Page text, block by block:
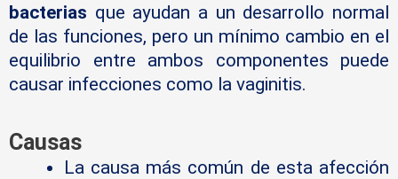
bacterias que ayudan a un desarrollo normal
de las funciones, pero un mínimo cambio en el
equilibrio entre ambos componentes puede
causar infecciones como la vaginitis.
Causas
La causa más común de esta afección